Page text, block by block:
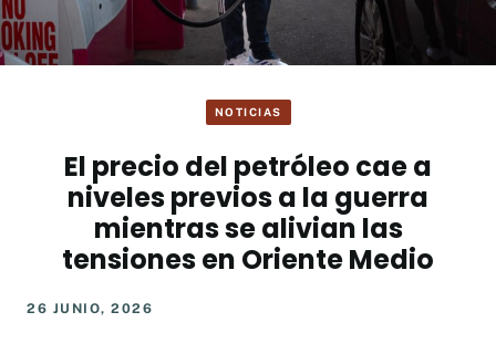
NOTICIAS
El precio del petróleo cae a
niveles previos a la guerra
mientras se alivian las
tensiones en Oriente Medio
26 JUNIO, 2026